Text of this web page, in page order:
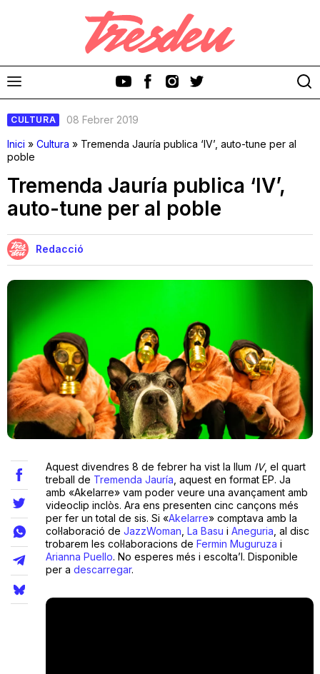
Discos
Videoclips
Cinema i Televisió
Teatre
Internet
Opinió
Llibres
La Llista
Llocs
CULTURA
08 Febrer 2019
Inici » Cultura » Tremenda Jauría publica ‘IV’, auto-tune per al
poble
Tremenda Jauría publica ‘IV’,
auto-tune per al poble
Redacció
Aquest divendres 8 de febrer ha vist la llum IV, el quart
treball de Tremenda Jauría , aquest en format EP. Ja
amb «Akelarre» vam poder veure una avançament amb
videoclip inclòs. Ara ens presenten cinc cançons més
per fer un total de sis. Si «Akelarre» comptava amb la
col·laboració de JazzWoman La Basu i Aneguria , al disc
trobarem les col·laboracions de Fermin Muguruza i
Arianna Puello. No esperes més i escolta’l. Disponible
per a descarregar.